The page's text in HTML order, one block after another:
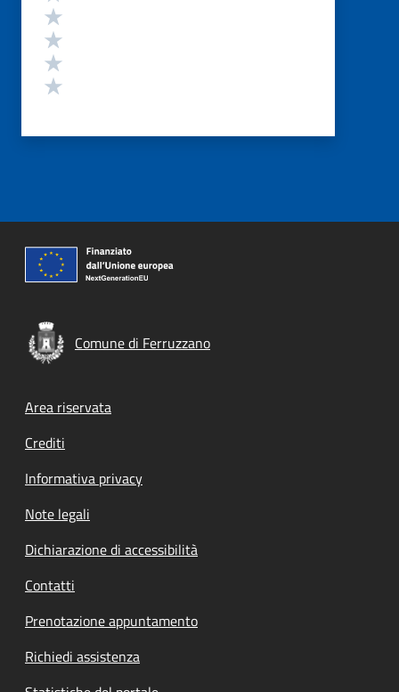
Comune di Ferruzzano
Footer menu
Area riservata
Crediti
Informativa privacy
Note legali
Dichiarazione di accessibilità
Contatti
Prenotazione appuntamento
Richiedi assistenza